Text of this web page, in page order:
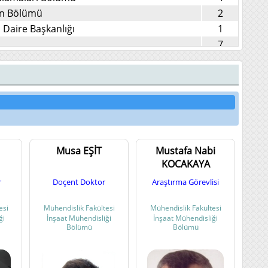
Bölümü
2
Başkanlığı
1
7
4
5
6
3
Kliniği
2
22
Musa EŞİT
Doçent Doktor
Mühendislik Fakültesi
İnşaat Mühendisliği
Bölümü
Mustafa Nabi
KOCAKAYA
Araştırma Görevlisi
Mühendislik Fakültesi
İnşaat Mühendisliği
Bölümü